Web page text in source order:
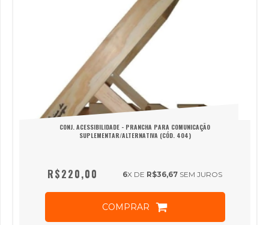
CONJ. ACESSIBILIDADE - PRANCHA PARA COMUNICAÇÃO
SUPLEMENTAR/ALTERNATIVA (CÓD. 404)
R$220,00 6X DE R$36,67 SEM JUROS
COMPRAR